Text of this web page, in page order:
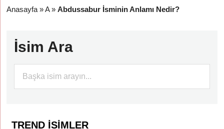
Anasayfa »A»Abdussabur İsminin Anlamı Nedir?
İsim Ara
TREND İSIMLER